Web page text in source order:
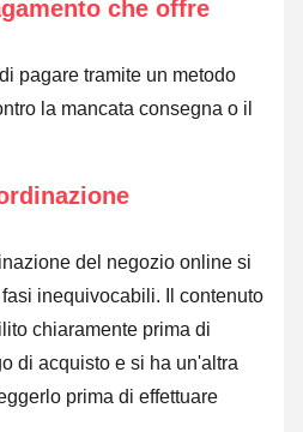
che offre
pagare tramite un metodo
la mancata consegna o il
del negozio online si
inequivocabili. Il contenuto
chiaramente prima di
di acquisto e si ha un'altra
prima di effettuare